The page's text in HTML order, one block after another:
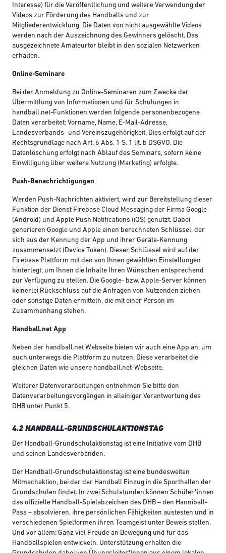
Interesse) für die Veröffentlichung und weitere Verwendung der
Videos zur Förderung des Handballs und zur
Mitgliederentwicklung. Die Daten von nicht ausgewählte Videos
werden nach der Auszeichnung des Gewinners gelöscht. Das
ausgezeichnete Amateurtor bleibt in den sozialen Netzwerken
erhalten.
Online-Seminare
Bei der Anmeldung zu Online-Seminaren zum Zwecke der
Übermittlung von Informationen und für Schulungen in
handball.net-Funktionen werden folgende personenbezogene
Daten verarbeitet: Vorname, Name, E-Mail-Adresse,
Landesverbands- und Vereinszugehörigkeit. Dies erfolgt auf der
Rechtsgrundlage nach Art. 6 Abs. 1 S. 1 lit. b DSGVO. Die
Datenlöschung erfolgt nach Ablauf des Seminars, sofern keine
Einwilligung über weitere Nutzung (Marketing) erfolgte.
Push-Benachrichtigungen
Werden Push-Nachrichten aktiviert, wird zur Bereitstellung dieser
Funktion der Dienst Firebase Cloud Messaging der Firma Google
(Android) und Apple Push Notifications (iOS) genutzt. Dabei
generieren Google und Apple einen berechneten Schlüssel, der
sich aus der Kennung der App und ihrer Geräte-Kennung
zusammensetzt (Device Token). Dieser Schlüssel wird auf der
Firebase Plattform mit den von Ihnen gewählten Einstellungen
hinterlegt, um Ihnen die Inhalte Ihren Wünschen entsprechend
zur Verfügung zu stellen. Die Google- bzw. Apple-Server können
keinerlei Rückschluss auf die Anfragen von Nutzenden ziehen
oder sonstige Daten ermitteln, die mit einer Person im
Zusammenhang stehen.
Handball.net App
Neben der handball.net Webseite bieten wir auch eine App an, um
auch unterwegs die Plattform zu nutzen. Diese verarbeitet die
gleichen Daten wie unsere handball.net-Webseite.
Weiterer Datenverarbeitungen entnehmen Sie bitte den
Datenverarbeitungsvorgängen in alleiniger Verantwortung des
DHB unter Punkt 5.
4.2 HANDBALL-GRUNDSCHULAKTIONSTAG
Der Handball-​Grundschulaktionstag ist eine Initiative vom DHB
und seinen Landesverbänden.
Der Handball-Grundschulaktionstag ist eine bundesweiten
Mitmachaktion, bei der der Handball Einzug in die Sporthallen der
Grundschulen findet. In zwei Schulstunden können Schüler*innen
das offizielle Handball-​​Spielabzeichen des DHB – den Hanniball-​​
Pass – absolvieren, ihre persönlichen Fähigkeiten austesten und in
verschiedenen Spielformen ihren Teamgeist unter Beweis stellen.
Und vor allem: Ganz viel Freude an Bewegung und für das
Handballspielen entwickeln. Unterstützung erhalten die